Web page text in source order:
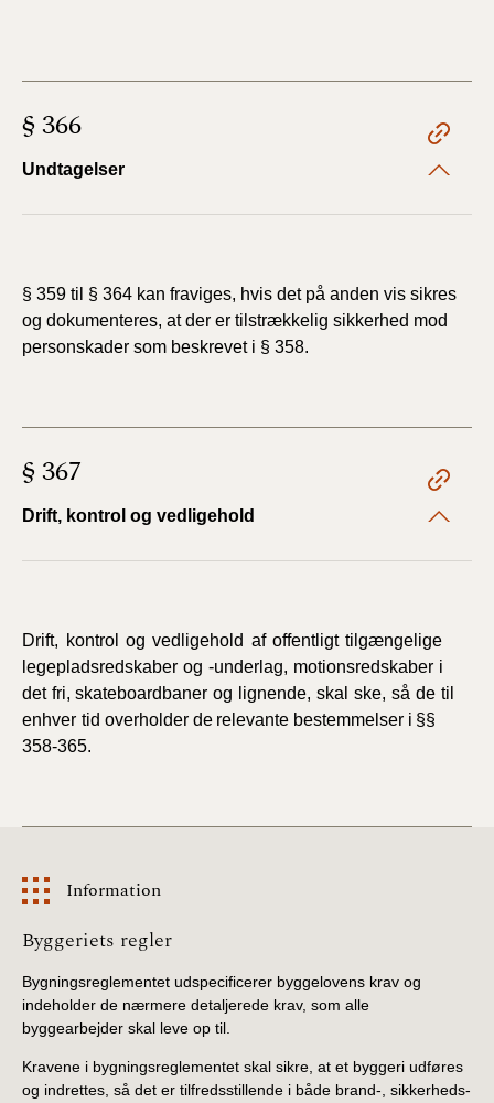
§ 366
Undtagelser
§ 359 til § 364 kan fraviges, hvis det på anden vis sikres
og dokumenteres, at der er tilstrækkelig sikkerhed mod
personskader som beskrevet i § 358.
§ 367
Drift, kontrol og vedligehold
Drift, kontrol og vedligehold af offentligt tilgængelige
legepladsredskaber og -underlag, motionsredskaber i
det fri, skateboardbaner og lignende, skal ske, så de til
enhver tid overholder de relevante bestemmelser i §§
358-365.
Information
Information
Byggeriets regler
Bygningsreglementet udspecificerer byggelovens krav og
indeholder de nærmere detaljerede krav, som alle
byggearbejder skal leve op til.
Kravene i bygningsreglementet skal sikre, at et byggeri udføres
og indrettes, så det er tilfredsstillende i både brand-, sikkerheds-